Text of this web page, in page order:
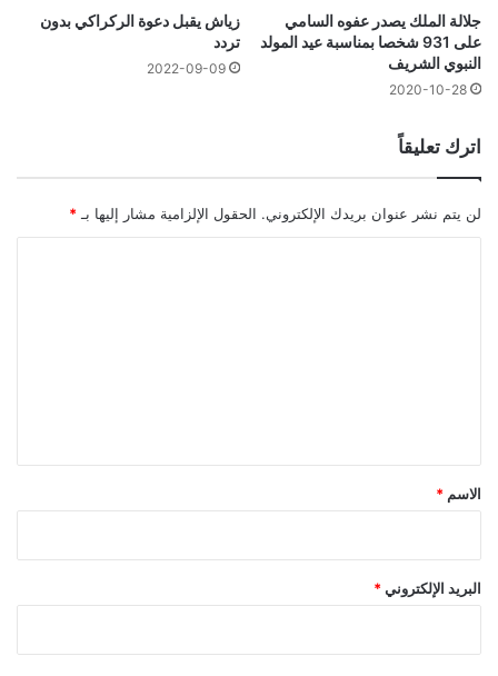
جلالة الملك يصدر عفوه السامي
على 931 شخصا بمناسبة عيد المولد
النبوي الشريف
2020-10-28
زياش يقبل دعوة الركراكي بدون
تردد
2022-09-09
اترك تعليقاً
لن يتم نشر عنوان بريدك الإلكتروني. الحقول الإلزامية مشار إليها بـ *
*
الاسم *
البريد الإلكتروني *